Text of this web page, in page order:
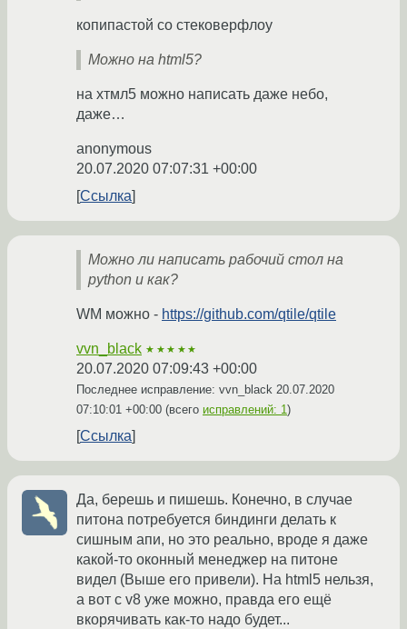
копипастой со стековерфлоу
Можно на html5?
на хтмл5 можно написать даже небо,
даже…
anonymous
20.07.2020 07:07:31 +00:00
Ссылка
Можно ли написать рабочий стол на
python и как?
WM можно - https://github.com/qtile/qtile
vvn_black ★★★★★
20.07.2020 07:09:43 +00:00
Последнее исправление: vvn_black 20.07.2020
07:10:01 +00:00 (всего исправлений: 1)
Ссылка
Да, берешь и пишешь. Конечно, в случае
питона потребуется биндинги делать к
сишным апи, но это реально, вроде я даже
какой-то оконный менеджер на питоне
видел (Выше его привели). На html5 нельзя,
а вот с v8 уже можно, правда его ещё
вкорячивать как-то надо будет...